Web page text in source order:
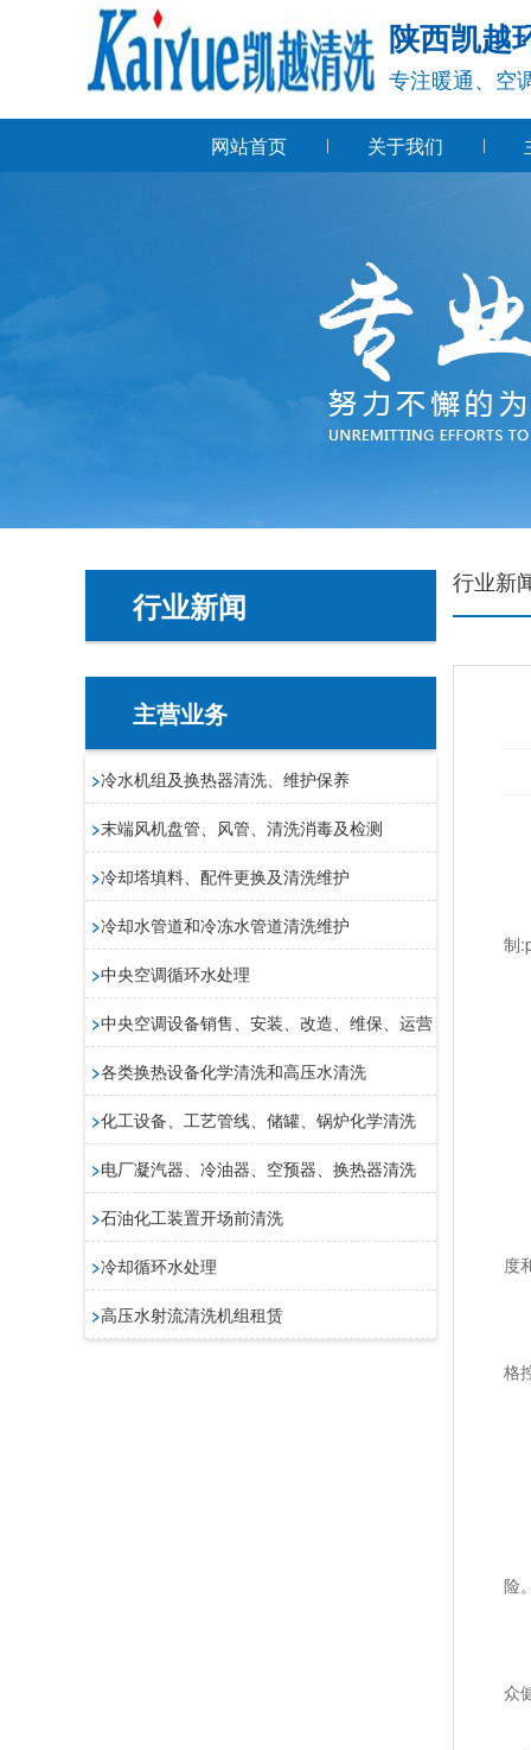
陕西凯越
专注暖通、空
网站首页 关于我们
行业新闻
主营业务
>冷水机组及换热器清洗、维护保养
>末端风机盘管、风管、清洗消毒及检测
>冷却塔填料、配件更换及清洗维护
>冷却水管道和冷冻水管道清洗维护
>中央空调循环水处理
>中央空调设备销售、安装、改造、维保、运营
>各类换热设备化学清洗和高压水清洗
>化工设备、工艺管线、储罐、锅炉化学清洗
>电厂凝汽器、冷油器、空预器、换热器清洗
>石油化工装置开场前清洗
>冷却循环水处理
>高压水射流清洗机组租赁
行业新
1
制
2
度
格
险。
众
1